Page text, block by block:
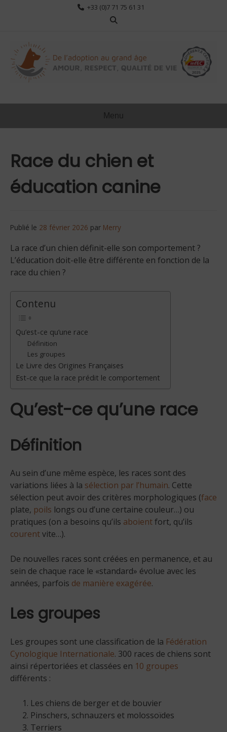
+33 (0)7 71 75 61 31
Menu
Race du chien et
éducation canine
Publié le 28 février 2026 par Merry
La race d’un chien définit-elle son comportement ?
L’éducation doit-elle être différente en fonction de la
race du chien ?
Contenu
Qu’est-ce qu’une race
Définition
Les groupes
Le Livre des Origines Françaises
Est-ce que la race prédit le comportement
Qu’est-ce qu’une race
Définition
Au sein d’une même espèce, les races sont des
variations liées à la sélection par l’humain. Cette
sélection peut avoir des critères morphologiques (face
plate, poils longs ou d’une certaine couleur…) ou
pratiques (on a besoins qu’ils aboientfort, qu’ils
courentvite…).
De nouvelles races sont créées en permanence, et au
sein de chaque race le «standard» évolue avec les
années, parfois de manière exagérée.
Les groupes
Les groupes sont une classification de la Fédération
Cynologique Internationale. 300 races de chiens sont
ainsi répertoriées et classées en 10 groupes
différents :
Les chiens de berger et de bouvier
Pinschers, schnauzers et molossoïdes
Terriers